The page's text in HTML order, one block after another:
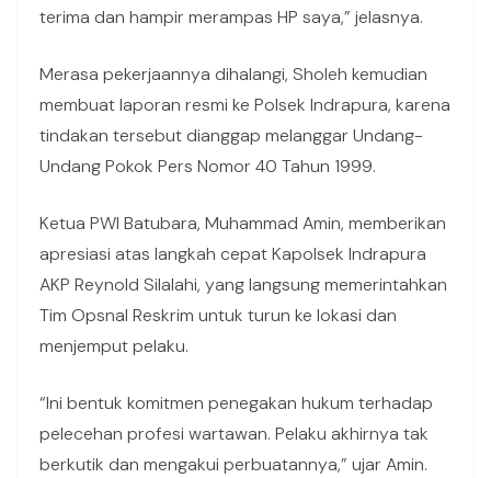
terima dan hampir merampas HP saya,” jelasnya.
Merasa pekerjaannya dihalangi, Sholeh kemudian
membuat laporan resmi ke Polsek Indrapura, karena
tindakan tersebut dianggap melanggar Undang-
Undang Pokok Pers Nomor 40 Tahun 1999.
Ketua PWI Batubara, Muhammad Amin, memberikan
apresiasi atas langkah cepat Kapolsek Indrapura
AKP Reynold Silalahi, yang langsung memerintahkan
Tim Opsnal Reskrim untuk turun ke lokasi dan
menjemput pelaku.
“Ini bentuk komitmen penegakan hukum terhadap
pelecehan profesi wartawan. Pelaku akhirnya tak
berkutik dan mengakui perbuatannya,” ujar Amin.